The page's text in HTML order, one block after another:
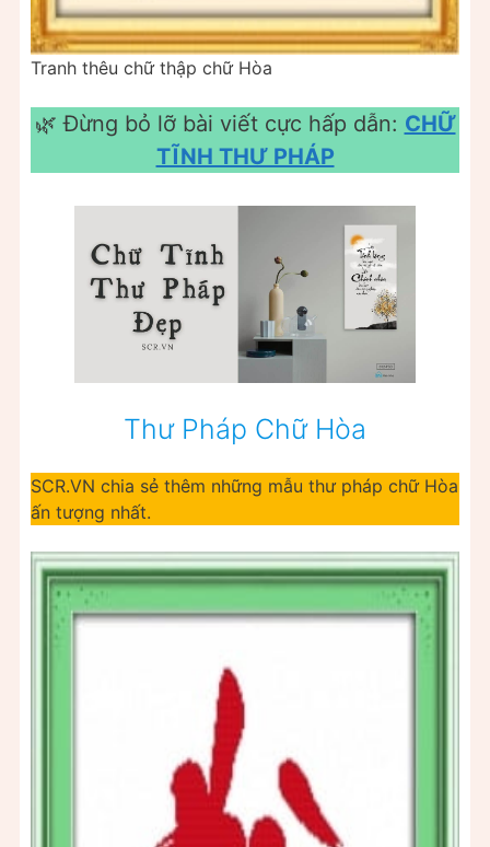
Tranh thêu chữ thập chữ Hòa
🌿 Đừng bỏ lỡ bài viết cực hấp dẫn: CHỮ
TĨNH THƯ PHÁP
Thư Pháp Chữ Hòa
SCR.VN chia sẻ thêm những mẫu thư pháp chữ Hòa
ấn tượng nhất.